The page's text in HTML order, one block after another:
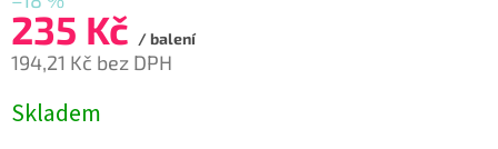
235 Kč / balení
194,21 Kč bez DPH
cena:
Skladem